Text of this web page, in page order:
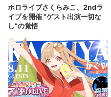
ホロライブさくらみこ、2ndラ
イブを開催 “ゲスト出演一切な
し”の覚悟